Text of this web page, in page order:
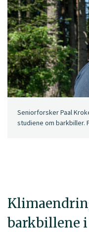
barkbillene i
Seniorforsker Paal
studiene om barkbiller.